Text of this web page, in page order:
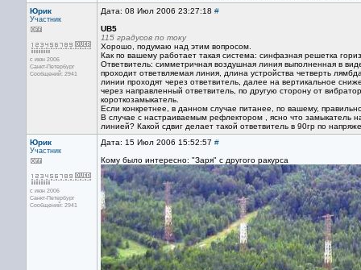
Юрик
Участник
с июн 2006
Санкт-Петербург
Сообщений: 2941
Дата: 08 Июл 2006 23:27:18 #
UB5
115 градусов по току
Хорошо, подумаю над этим вопросом.
Как по вашему работает такая система: синфазная решетка
Ответвитель: симметричная воздушная линия выполненная в
проходит ответвляемая линия, длина устройства четверть
линии проходят через ответвитель, далее на вертикальное
через направленный ответвитель, по другую сторону от
короткозамыкатель.
Если конкретнее, в данном случае питанее, по вашему,
В случае с настраиваемым рефлектором , ясно что замыкатель
линией? Какой сдвиг делает такой ответвитель в 90гр по
Юрик
Участник
с июн 2006
Санкт-Петербург
Сообщений: 2941
Дата: 15 Июл 2006 15:52:57 #
Кому было интересно: "Заря" с другого ракурса